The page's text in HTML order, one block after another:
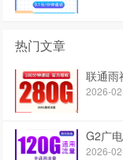
热门文章
联通雨
2026-
G2广
2026-